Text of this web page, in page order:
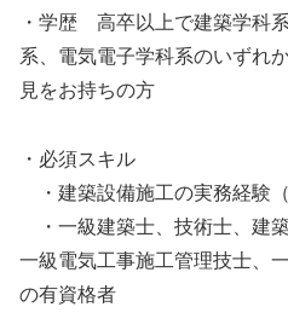
・学歴 高卒以上で建築学科
系、電気電子学科系のいずれ
見をお持ちの方
・必須スキル
・建築設備施工の実務経験（
・一級建築士、技術士、建
一級電気工事施工管理技士、
の有資格者